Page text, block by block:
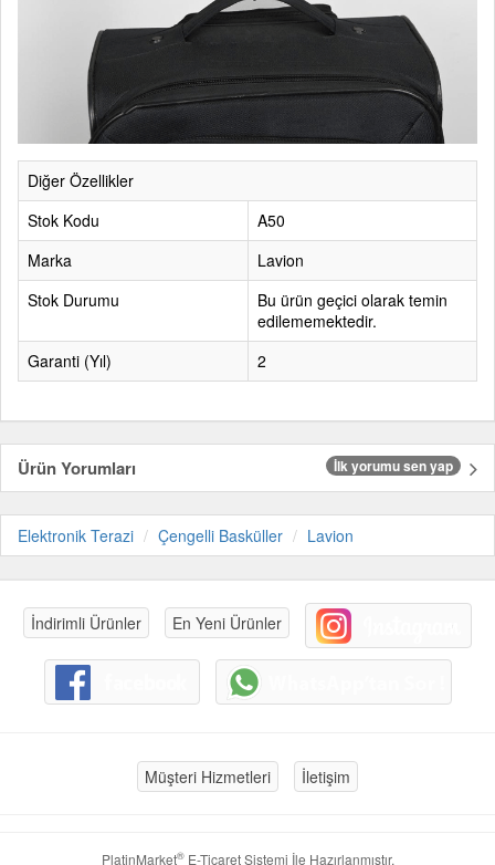
Diğer Özellikler
Stok Kodu
A50
Marka
Lavion
Stok Durumu
Bu ürün geçici olarak temin
edilememektedir.
Garanti (Yıl)
2
Ürün Yorumları İlk yorumu sen yap
Elektronik Terazi Çengelli Basküller Lavion
İndirimli Ürünler En Yeni Ürünler
Müşteri Hizmetleri İletişim
PlatinMarket®E-Ticaret Sistemi İle Hazırlanmıştır.